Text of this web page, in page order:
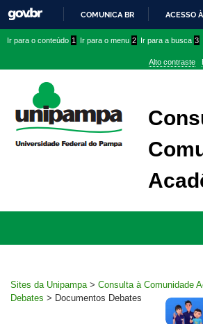
PARA
CONTEÚDO
COMUNICA BR ACESSO
conteúdo
menu
superior
menu
Ir para o conteúdo 1 Ir para o menu 2 Ir para a busca 3
Alto contraste
Sites da Unipampa > Consulta à Comunidade
Debates > Documentos Debates